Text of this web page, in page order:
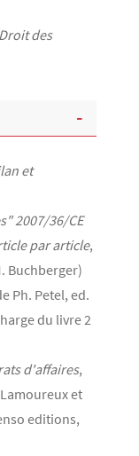
des
et
2007/36/CE
par article,
Buchberger)
Ph. Petel, ed.
du livre 2
d'affaires,
et
editions,